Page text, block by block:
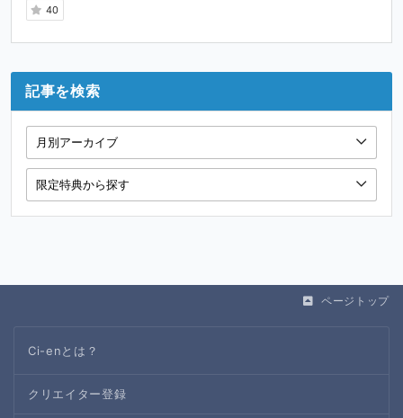
40
記事を検索
ページトップ
Ci-enとは？
クリエイター登録